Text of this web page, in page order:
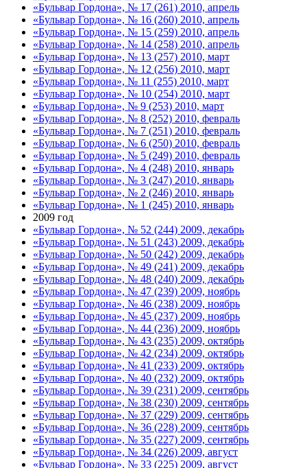
«Бульвар Гордона», № 17 (261) 2010, апрель
«Бульвар Гордона», № 16 (260) 2010, апрель
«Бульвар Гордона», № 15 (259) 2010, апрель
«Бульвар Гордона», № 14 (258) 2010, апрель
«Бульвар Гордона», № 13 (257) 2010, март
«Бульвар Гордона», № 12 (256) 2010, март
«Бульвар Гордона», № 11 (255) 2010, март
«Бульвар Гордона», № 10 (254) 2010, март
«Бульвар Гордона», № 9 (253) 2010, март
«Бульвар Гордона», № 8 (252) 2010, февраль
«Бульвар Гордона», № 7 (251) 2010, февраль
«Бульвар Гордона», № 6 (250) 2010, февраль
«Бульвар Гордона», № 5 (249) 2010, февраль
«Бульвар Гордона», № 4 (248) 2010, январь
«Бульвар Гордона», № 3 (247) 2010, январь
«Бульвар Гордона», № 2 (246) 2010, январь
«Бульвар Гордона», № 1 (245) 2010, январь
2009 год
«Бульвар Гордона», № 52 (244) 2009, декабрь
«Бульвар Гордона», № 51 (243) 2009, декабрь
«Бульвар Гордона», № 50 (242) 2009, декабрь
«Бульвар Гордона», № 49 (241) 2009, декабрь
«Бульвар Гордона», № 48 (240) 2009, декабрь
«Бульвар Гордона», № 47 (239) 2009, ноябрь
«Бульвар Гордона», № 46 (238) 2009, ноябрь
«Бульвар Гордона», № 45 (237) 2009, ноябрь
«Бульвар Гордона», № 44 (236) 2009, ноябрь
«Бульвар Гордона», № 43 (235) 2009, октябрь
«Бульвар Гордона», № 42 (234) 2009, октябрь
«Бульвар Гордона», № 41 (233) 2009, октябрь
«Бульвар Гордона», № 40 (232) 2009, октябрь
«Бульвар Гордона», № 39 (231) 2009, сентябрь
«Бульвар Гордона», № 38 (230) 2009, сентябрь
«Бульвар Гордона», № 37 (229) 2009, сентябрь
«Бульвар Гордона», № 36 (228) 2009, сентябрь
«Бульвар Гордона», № 35 (227) 2009, сентябрь
«Бульвар Гордона», № 34 (226) 2009, август
«Бульвар Гордона», № 33 (225) 2009, август